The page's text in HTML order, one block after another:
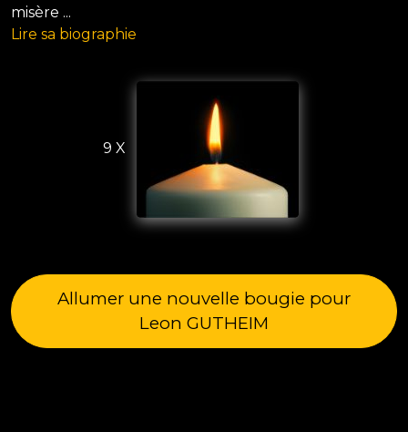
misère ...
Lire sa biographie
9 X
Allumer une nouvelle bougie pour
Leon GUTHEIM